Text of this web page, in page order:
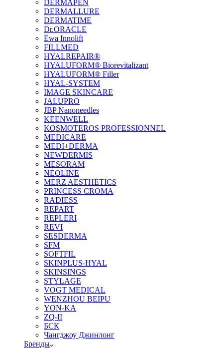
DERMAPEN
DERMALLURE
DERMATIME
Dr.ORACLE
Ewa Innolift
FILLMED
НYALREPAIR®
HYALUFORM® Biorevitalizant
HYALUFORM® Filler
HYAL-SYSTEM
IMAGE SKINCARE
JALUPRO
JBP Nanoneedles
KEENWELL
KOSMOTEROS PROFESSIONNEL
MEDICARE
MEDI+DERMA
NEWDERMIS
MESORAM
NEOLINE
MERZ AESTHETICS
PRINCESS CROMA
RADIESS
REPART
REPLERI
REVI
SESDERMA
SFM
SOFTFIL
SKINPLUS-HYAL
SKINSINGS
STYLAGE
VOGT MEDICAL
WENZHOU BEIPU
YON-KA
ZQ-II
БСК
Чангджоу Джинлонг
Бренды